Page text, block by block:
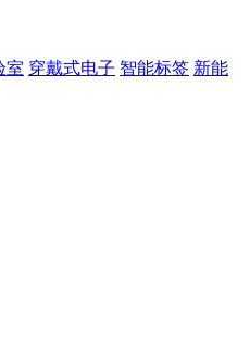
室 穿戴式电子 智能标签 新能